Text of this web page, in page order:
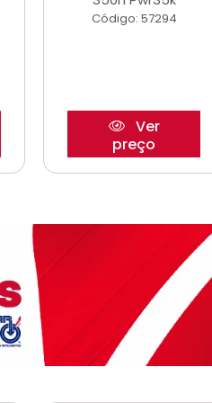
Código: 57294
Ver
preço